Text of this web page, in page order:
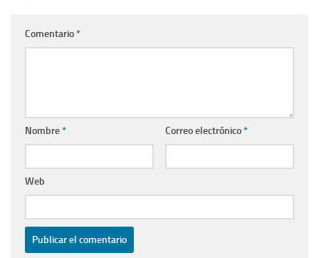
Comentario*
Nombre* Correo electrónico*
Web